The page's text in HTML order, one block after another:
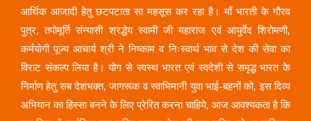
आर्थिक आजादी हेतु छटपटाता सा महसूस कर रहा है। माँ भारती के गौरव
पुत्र, तपोमूर्ति संन्यासी श्रद्धेय स्वामी जी महाराज एवं आयुर्वेद शिरोमणी,
कर्मयोगी पूज्य आचार्य श्री ने निष्काम व निःस्वार्थ भाव से देश की सेवा का
विराट संकल्प लिया है। योग से स्वस्थ भारत एवं स्वदेशी से समृद्ध भारत के
निर्माण हेतु सब देशभक्त, जागरूक व स्वाभिमानी युवा भाई-बहनों को, इस दिव्य
अभियान का हिस्सा बनने के लिए प्रेरित करना चाहिये, आज आवश्यकता है कि